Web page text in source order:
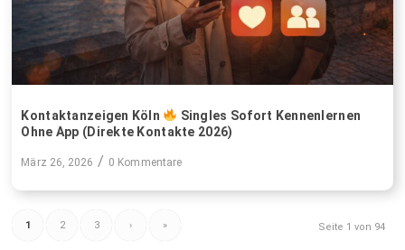
Kontaktanzeigen Köln
Singles Sofort Kennenlernen
Ohne App (Direkte Kontakte 2026)
März 26, 2026 / 0 Kommentare
Seite 1 von 94
1 2 3 › »